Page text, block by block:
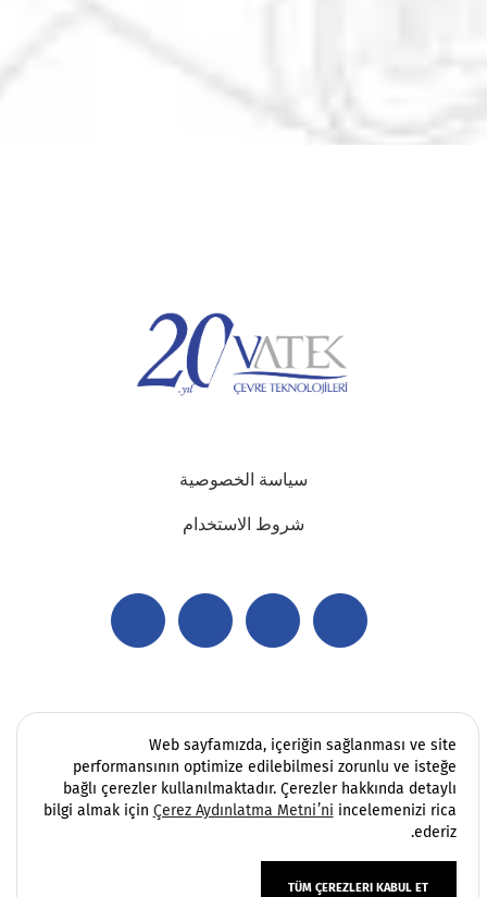
سياسة الخصوصية
شروط الاستخدام
Web sayfamızda, içeriğin sağlanması ve site
performansının optimize edilebilmesi zorunlu ve isteğe
bağlı çerezler kullanılmaktadır. Çerezler hakkında detaylı
bilgi almak için Çerez Aydınlatma Metni’ni incelemenizi rica
ederiz.
TÜM ÇEREZLERI KABUL ET